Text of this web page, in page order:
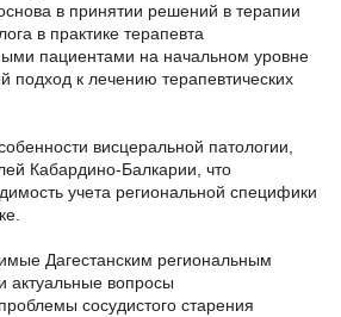
в принятии решений в терапии
в практике терапевта
пациентами на начальном уровне
подход к лечению терапевтических
висцеральной патологии,
Кабардино-Балкарии, что
учета региональной специфики
Дагестанским региональным
актуальные вопросы
сосудистого старения